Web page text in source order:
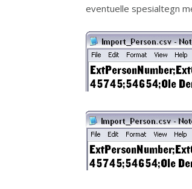
eventuelle spesialtegn